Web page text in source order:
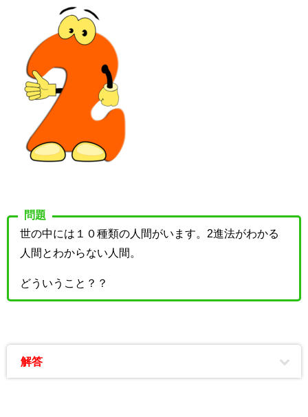
問題
世の中には１０種類の人間がいます。2進法がわかる
人間とわからない人間。
どういうこと？？
解答